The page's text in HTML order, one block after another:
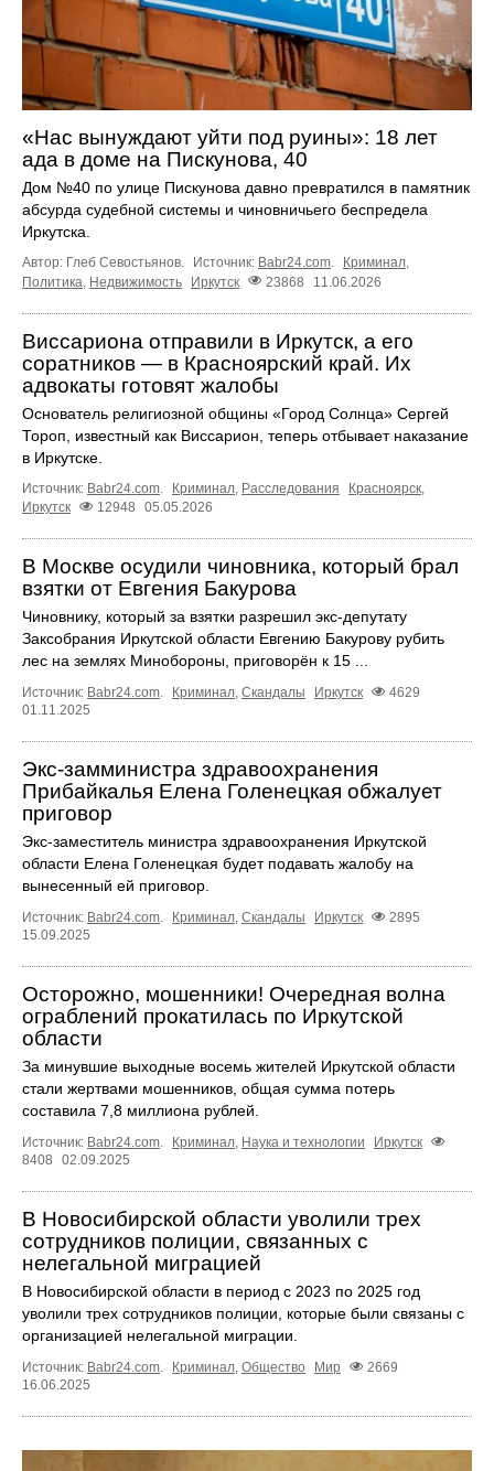
«Нас вынуждают уйти под руины»: 18 лет
ада в доме на Пискунова, 40
Дом №40 по улице Пискунова давно превратился в памятник
абсурда судебной системы и чиновничьего беспредела
Иркутска.
Автор: Глеб Севостьянов. Источник: Babr24.com. Криминал,
Политика Недвижимость Иркутск 23868 11.06.2026
Виссариона отправили в Иркутск, а его
соратников — в Красноярский край. Их
адвокаты готовят жалобы
Основатель религиозной общины «Город Солнца» Сергей
Тороп, известный как Виссарион, теперь отбывает наказание
в Иркутске.
Источник: Babr24.com Криминал Расследования Красноярск
Иркутск
12948 05.05.2026
В Москве осудили чиновника, который брал
взятки от Евгения Бакурова
Чиновнику, который за взятки разрешил экс-депутату
Заксобрания Иркутской области Евгению Бакурову рубить
лес на землях Минобороны, приговорён к 15 ...
Источник: Babr24.com Криминал Скандалы Иркутск
4629
01.11.2025
Экс-замминистра здравоохранения
Прибайкалья Елена Голенецкая обжалует
приговор
Экс-заместитель министра здравоохранения Иркутской
области Елена Голенецкая будет подавать жалобу на
вынесенный ей приговор.
Источник: Babr24.com. Криминал, Скандалы Иркутск
2895
15.09.2025
Осторожно, мошенники! Очередная волна
ограблений прокатилась по Иркутской
области
За минувшие выходные восемь жителей Иркутской области
стали жертвами мошенников, общая сумма потерь
составила 7,8 миллиона рублей.
Источник: Babr24.com. Криминал, Наука и технологии
Иркутск
8408
02.09.2025
В Новосибирской области уволили трех
сотрудников полиции, связанных с
нелегальной миграцией
В Новосибирской области в период с 2023 по 2025 год
уволили трех сотрудников полиции, которые были связаны с
организацией нелегальной миграции.
Источник: Babr24.com. Криминал, Общество Мир
2669
16.06.2025